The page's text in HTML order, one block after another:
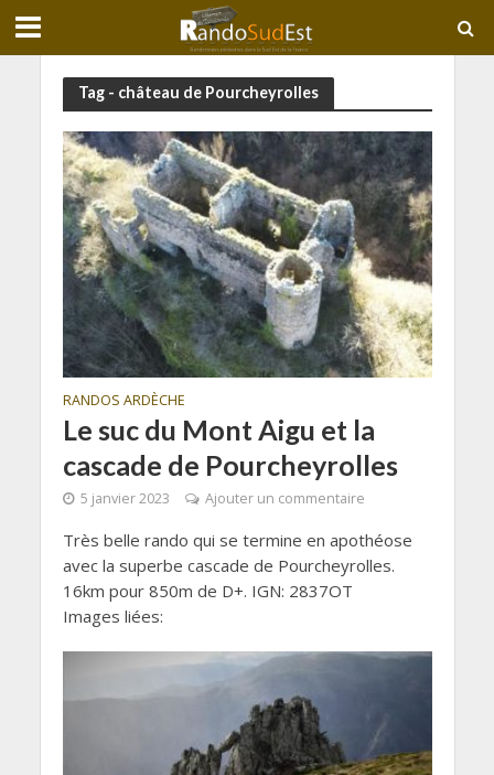
Tag - château de Pourcheyrolles
RANDOS ARDÈCHE
Le suc du Mont Aigu et la
cascade de Pourcheyrolles
5 janvier 2023 Ajouter un commentaire
Très belle rando qui se termine en apothéose
avec la superbe cascade de Pourcheyrolles.
16km pour 850m de D+. IGN: 2837OT
Images liées: